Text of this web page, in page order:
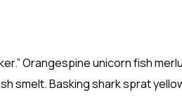
Orangespine unicorn fish
smelt. Basking shark sprat